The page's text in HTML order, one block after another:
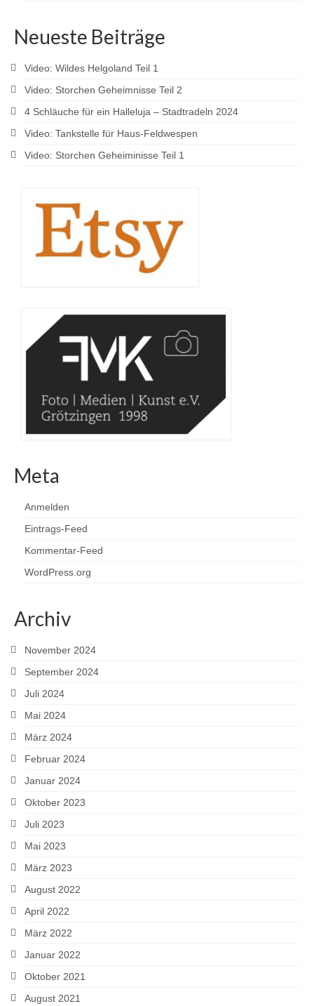
Neueste Beiträge
Video: Wildes Helgoland Teil 1
Video: Storchen Geheimnisse Teil 2
4 Schläuche für ein Halleluja – Stadtradeln 2024
Video: Tankstelle für Haus-Feldwespen
Video: Storchen Geheiminisse Teil 1
Meta
Anmelden
Eintrags-Feed
Kommentar-Feed
WordPress.org
Archiv
November 2024
September 2024
Juli 2024
Mai 2024
März 2024
Februar 2024
Januar 2024
Oktober 2023
Juli 2023
Mai 2023
März 2023
August 2022
April 2022
März 2022
Januar 2022
Oktober 2021
August 2021